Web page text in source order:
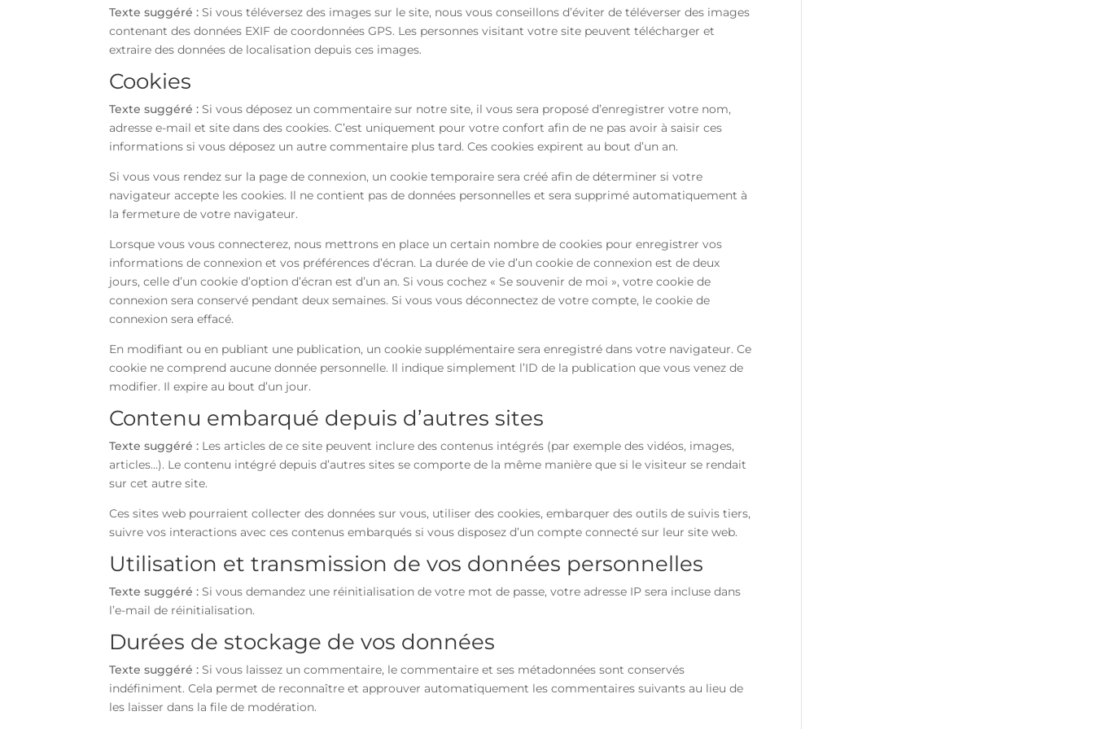
Texte suggéré :Si vous téléversez des images sur le site, nous vous conseillons d’éviter de téléverser des images
contenant des données EXIF de coordonnées GPS. Les personnes visitant votre site peuvent télécharger et
extraire des données de localisation depuis ces images.
Cookies
Texte suggéré :Si vous déposez un commentaire sur notre site, il vous sera proposé d’enregistrer votre nom,
adresse e-mail et site dans des cookies. C’est uniquement pour votre confort afin de ne pas avoir à saisir ces
informations si vous déposez un autre commentaire plus tard. Ces cookies expirent au bout d’un an.
Si vous vous rendez sur la page de connexion, un cookie temporaire sera créé afin de déterminer si votre
navigateur accepte les cookies. Il ne contient pas de données personnelles et sera supprimé automatiquement à
la fermeture de votre navigateur.
Lorsque vous vous connecterez, nous mettrons en place un certain nombre de cookies pour enregistrer vos
informations de connexion et vos préférences d’écran. La durée de vie d’un cookie de connexion est de deux
jours, celle d’un cookie d’option d’écran est d’un an. Si vous cochez « Se souvenir de moi », votre cookie de
connexion sera conservé pendant deux semaines. Si vous vous déconnectez de votre compte, le cookie de
connexion sera effacé.
En modifiant ou en publiant une publication, un cookie supplémentaire sera enregistré dans votre navigateur. Ce
cookie ne comprend aucune donnée personnelle. Il indique simplement l’ID de la publication que vous venez de
modifier. Il expire au bout d’un jour.
Contenu embarqué depuis d’autres sites
Texte suggéré : Les articles de ce site peuvent inclure des contenus intégrés (par exemple des vidéos, images,
articles…). Le contenu intégré depuis d’autres sites se comporte de la même manière que si le visiteur se rendait
sur cet autre site.
Ces sites web pourraient collecter des données sur vous, utiliser des cookies, embarquer des outils de suivis tiers,
suivre vos interactions avec ces contenus embarqués si vous disposez d’un compte connecté sur leur site web.
Utilisation et transmission de vos données personnelles
Texte suggéré :Si vous demandez une réinitialisation de votre mot de passe, votre adresse IP sera incluse dans
l’e-mail de réinitialisation.
Durées de stockage de vos données
Texte suggéré :Si vous laissez un commentaire, le commentaire et ses métadonnées sont conservés
indéfiniment. Cela permet de reconnaître et approuver automatiquement les commentaires suivants au lieu de
les laisser dans la file de modération.